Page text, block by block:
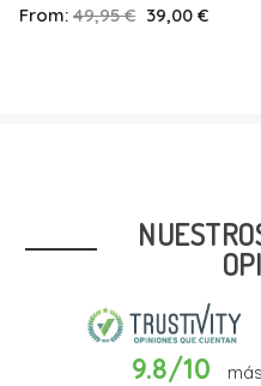
From: 49,95 € 39,00 €
9.8/10